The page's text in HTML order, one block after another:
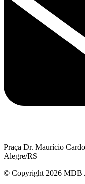
Praça Dr. Maurício
Alegre/RS
© Copyright 2026 MDB